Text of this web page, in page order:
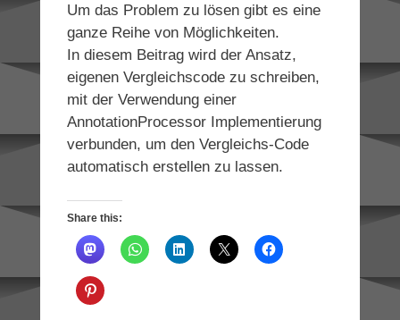
Um das Problem zu lösen gibt es eine
ganze Reihe von Möglichkeiten.
In diesem Beitrag wird der Ansatz,
eigenen Vergleichscode zu schreiben,
mit der Verwendung einer
AnnotationProcessor Implementierung
verbunden, um den Vergleichs-Code
automatisch erstellen zu lassen.
Share this: